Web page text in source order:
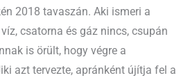
2018 tavaszán. Aki ismeri a
csatorna és gáz nincs, csupán
is örült, hogy végre a
azt tervezte, apránként újítja fel a